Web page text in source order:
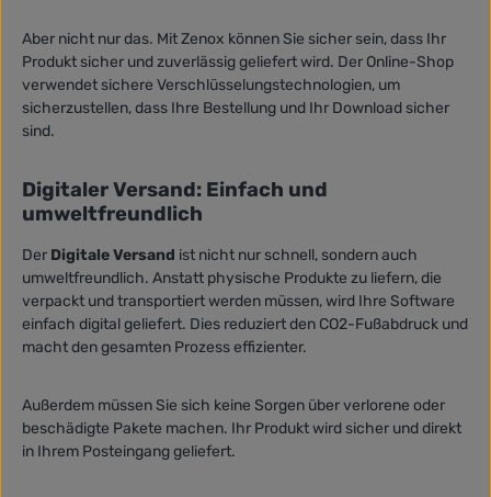
Aber nicht nur das. Mit Zenox können Sie sicher sein, dass Ihr
Produkt sicher und zuverlässig geliefert wird. Der Online-Shop
verwendet sichere Verschlüsselungstechnologien, um
sicherzustellen, dass Ihre Bestellung und Ihr Download sicher
sind.
Digitaler Versand: Einfach und
umweltfreundlich
Der Digitale Versand ist nicht nur schnell, sondern auch
umweltfreundlich. Anstatt physische Produkte zu liefern, die
verpackt und transportiert werden müssen, wird Ihre Software
einfach digital geliefert. Dies reduziert den CO2-Fußabdruck und
macht den gesamten Prozess effizienter.
Außerdem müssen Sie sich keine Sorgen über verlorene oder
beschädigte Pakete machen. Ihr Produkt wird sicher und direkt
in Ihrem Posteingang geliefert.